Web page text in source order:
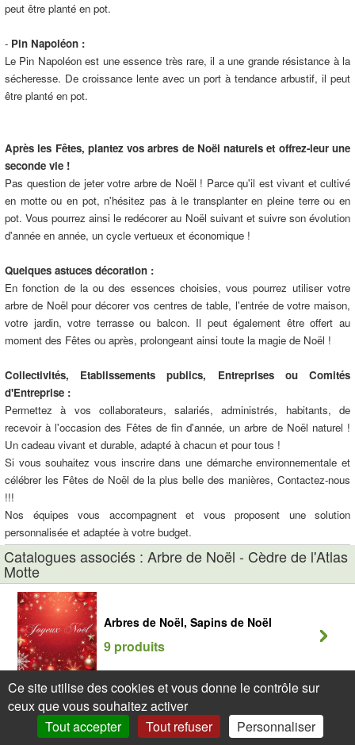
peut être planté en pot.
- Pin Napoléon :
Le Pin Napoléon est une essence très rare, il a une grande résistance à la
sécheresse. De croissance lente avec un port à tendance arbustif, il peut
être planté en pot.
Après les Fêtes, plantez vos arbres de Noël naturels et offrez-leur une
seconde vie !
Pas question de jeter votre arbre de Noël ! Parce qu'il est vivant et cultivé
en motte ou en pot, n'hésitez pas à le transplanter en pleine terre ou en
pot. Vous pourrez ainsi le redécorer au Noël suivant et suivre son évolution
d'année en année, un cycle vertueux et économique !
Quelques astuces décoration :
En fonction de la ou des essences choisies, vous pourrez utiliser votre
arbre de Noël pour décorer vos centres de table, l'entrée de votre maison,
votre jardin, votre terrasse ou balcon. Il peut également être offert au
moment des Fêtes ou après, prolongeant ainsi toute la magie de Noël !
Collectivités, Etablissements publics, Entreprises ou Comités
d'Entreprise :
Permettez à vos collaborateurs, salariés, administrés, habitants, de
recevoir à l'occasion des Fêtes de fin d'année, un arbre de Noël naturel !
Un cadeau vivant et durable, adapté à chacun et pour tous !
Si vous souhaitez vous inscrire dans une démarche environnementale et
célébrer les Fêtes de Noël de la plus belle des manières, Contactez-nous
!!!
Nos équipes vous accompagnent et vous proposent une solution
personnalisée et adaptée à votre budget.
Catalogues associés : Arbre de Noël - Cèdre de l'Atlas
Motte
Arbres de Noël, Sapins de Noël
9 produits
Ce site utilise des cookies et vous donne le contrôle sur
ceux que vous souhaitez activer
Tout accepter
Tout refuser Personnaliser